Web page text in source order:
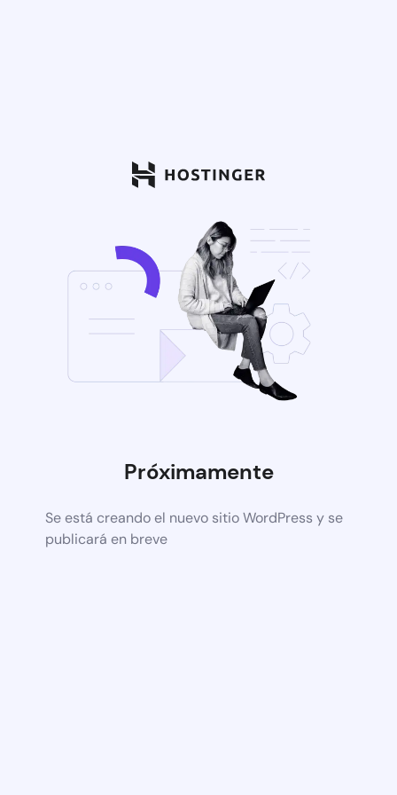
Próximamente
Se está creando el nuevo sitio WordPress y se
publicará en breve